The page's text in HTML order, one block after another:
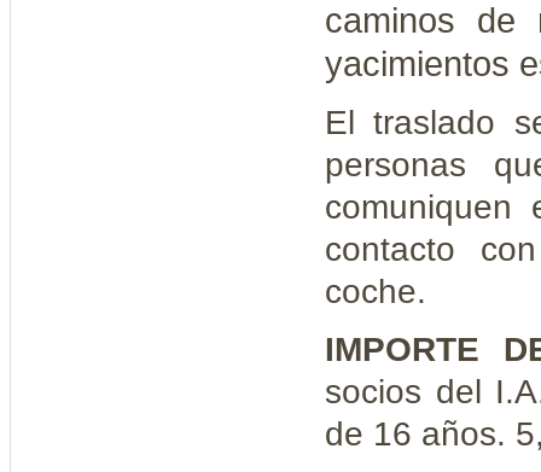
caminos de
yacimientos
El traslado
personas
contacto
coche.
IMPORTE
socios del
de 16 años.